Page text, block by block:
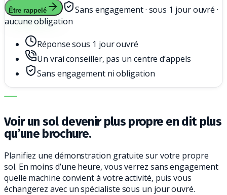
Être rappelé
Sans engagement · sous 1 jour ouvré ·
aucune obligation
Réponse sous 1 jour ouvré
Un vrai conseiller, pas un centre d’appels
Sans engagement ni obligation
LA BONNE MACHINE. LE MEILLEUR SERVICE.
Voir un sol devenir plus propre en dit plus
qu’une brochure.
Planifiez une démonstration gratuite sur votre propre
sol. En moins d’une heure, vous verrez sans engagement
quelle machine convient à votre activité, puis vous
échangerez avec un spécialiste sous un jour ouvré.